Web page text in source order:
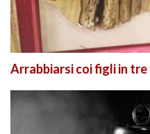
Arrabbiarsi coi figli in tre